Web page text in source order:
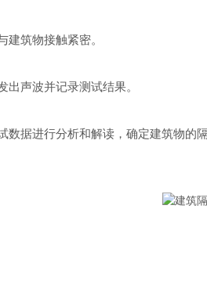
筑物接触紧密。
声波并记录测试结果。
据进行分析和解读，确定建筑物的隔